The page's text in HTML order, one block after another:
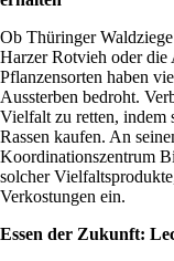
Ob Thüringer
Harzer Rotvieh oder die
Pflanzensorten haben
Aussterben bedroht.
Vielfalt zu retten, indem
Rassen kaufen. An
Koordinationszentrum
solcher
Verkostungen ein.
Essen der Zukunft: